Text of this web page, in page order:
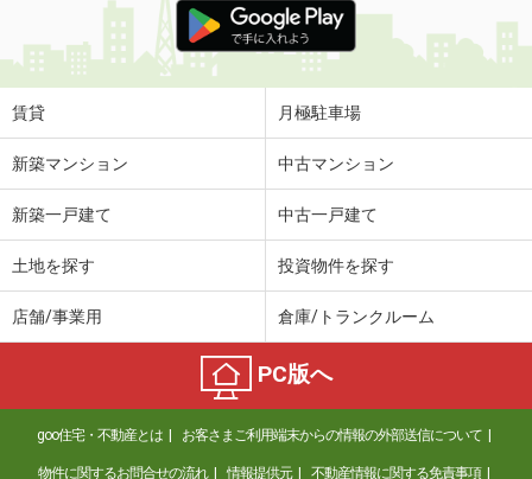
賃貸 月極駐車場
新築マンション 中古マンション
新築一戸建て 中古一戸建て
土地を探す 投資物件を探す
店舗/事業用 倉庫/トランクルーム
PC版へ
goo住宅・不動産とは お客さまご利用端末からの情報の外部送信について
物件に関するお問合せの流れ 情報提供元 不動産情報に関する免責事項